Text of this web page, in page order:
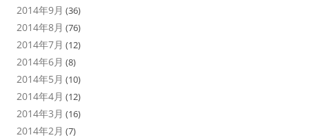
2014年9月 (36)
2014年8月 (76)
2014年7月 (12)
2014年6月 (8)
2014年5月 (10)
2014年4月 (12)
2014年3月 (16)
2014年2月 (7)